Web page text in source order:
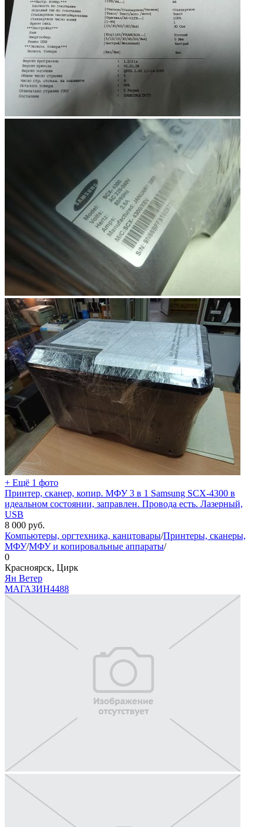
+ Ещё 1 фото
Принтер, сканер, копир. МФУ 3 в 1 Samsung SCX-4300 в
идеальном состоянии, заправлен. Провода есть. Лазерный,
USB
8 000 руб.
Компьютеры, оргтехника, канцтовары/Принтеры, сканеры,
МФУ/МФУ и копировальные аппараты/
0
Красноярск, Цирк
Ян Ветер
МАГАЗИН4488